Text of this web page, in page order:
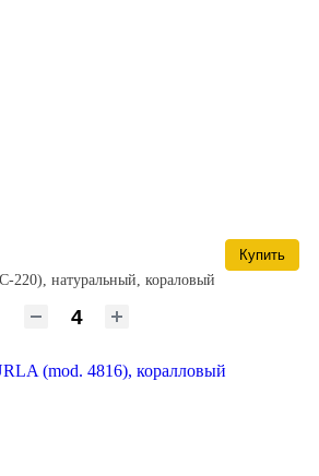
Купить
220), натуральный, кораловый